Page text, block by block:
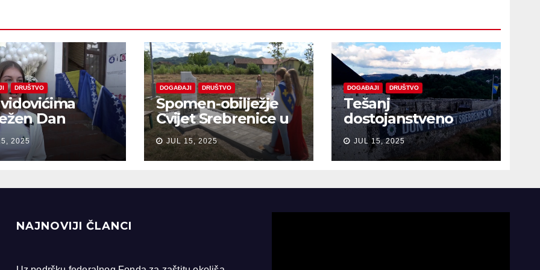
DRUŠTVO
Dan
na žrtve
u
2025
DOGAĐAJI DRUŠTVO
Spomen-obilježje
Cvijet Srebrenice u
Bobarama
JUL 15, 2025
DOGAĐAJI DRUŠTVO
Tešanj
dostojanstveno
obilježio Dan
sjećanja na žrtve
genocida u
JUL 15, 2025
NAJNOVIJI ČLANCI